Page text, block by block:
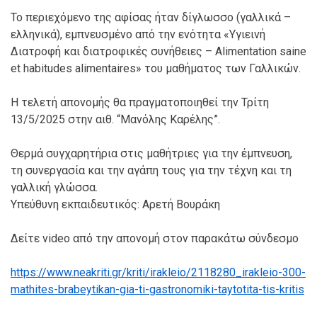
Το περιεχόμενο της αφίσας ήταν δίγλωσσο (γαλλικά –
ελληνικά), εμπνευσμένο από την ενότητα «Υγιεινή
Διατροφή και διατροφικές συνήθειες – Alimentation saine
et habitudes alimentaires» του μαθήματος των Γαλλικών.
Η τελετή απονομής θα πραγματοποιηθεί την Τρίτη
13/5/2025 στην αιθ. “Μανόλης Καρέλης”.
Θερμά συγχαρητήρια στις μαθήτριες για την έμπνευση,
τη συνεργασία και την αγάπη τους για την τέχνη και τη
γαλλική γλώσσα.
Υπεύθυνη εκπαιδευτικός: Αρετή Βουράκη
Δείτε video από την απονομή στον παρακάτω σύνδεσμο
https://www.neakriti.gr/kriti/irakleio/2118280_irakleio-300-
mathites-brabeytikan-gia-ti-gastronomiki-taytotita-tis-kritis